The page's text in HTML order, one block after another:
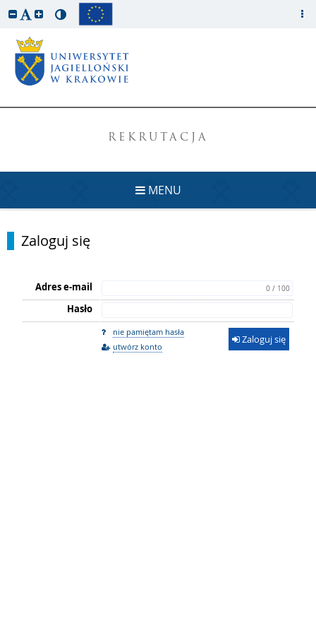
REKRUTACJA
MENU
Zaloguj się
Adres e-mail 0 / 100
Hasło
nie pamiętam hasła
utwórz konto
Zaloguj się